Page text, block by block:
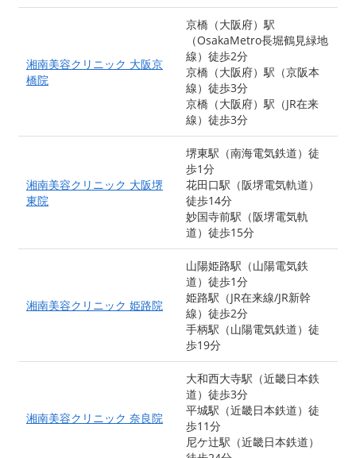
湘南美容クリニック 大阪京
橋院
京橋（大阪府）駅
（OsakaMetro長堀鶴見緑地
線）徒歩2分
京橋（大阪府）駅（京阪本
線）徒歩3分
京橋（大阪府）駅（JR在来
線）徒歩3分
湘南美容クリニック 大阪堺
東院
堺東駅（南海電気鉄道）徒
歩1分
花田口駅（阪堺電気軌道）
徒歩14分
妙国寺前駅（阪堺電気軌
道）徒歩15分
湘南美容クリニック 姫路院
山陽姫路駅（山陽電気鉄
道）徒歩1分
姫路駅（JR在来線/JR新幹
線）徒歩2分
手柄駅（山陽電気鉄道）徒
歩19分
湘南美容クリニック 奈良院
大和西大寺駅（近畿日本鉄
道）徒歩3分
平城駅（近畿日本鉄道）徒
歩11分
尼ケ辻駅（近畿日本鉄道）